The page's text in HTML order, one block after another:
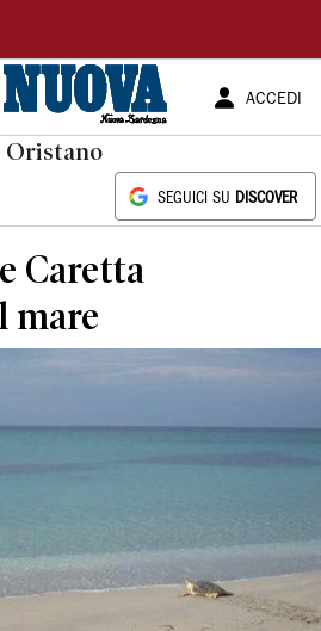
ACCEDI
Oristano
SEGUICI SU DISCOVER
Caretta
mare